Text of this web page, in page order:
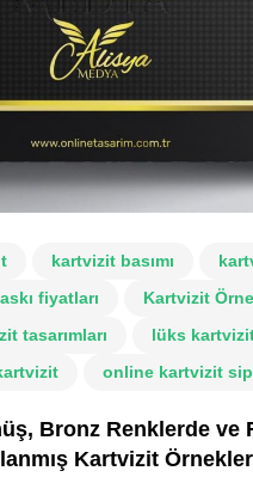
kartvizit basımı
fiyatları
Kartvizit
tasarımları
lüks
online kartvizit
Bronz Renklerde ve
Kartvizit